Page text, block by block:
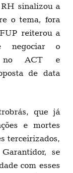
sinalizou a
o tema, fora
reiterou a
negociar o
no ACT e
de data
que já
e mortes
terceirizados,
se
com esses